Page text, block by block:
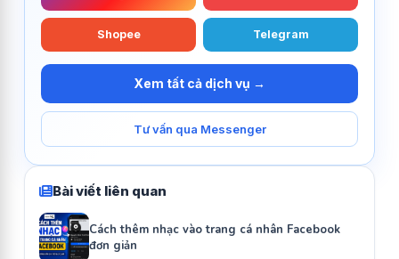
Shopee Telegram
Xem tất cả dịch vụ →
Tư vấn qua Messenger
Bài viết liên quan
Cách thêm nhạc vào trang cá nhân Facebook
đơn giản